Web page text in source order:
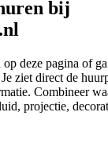
bij
deze pagina of
Je ziet direct de
Combineer
projectie,